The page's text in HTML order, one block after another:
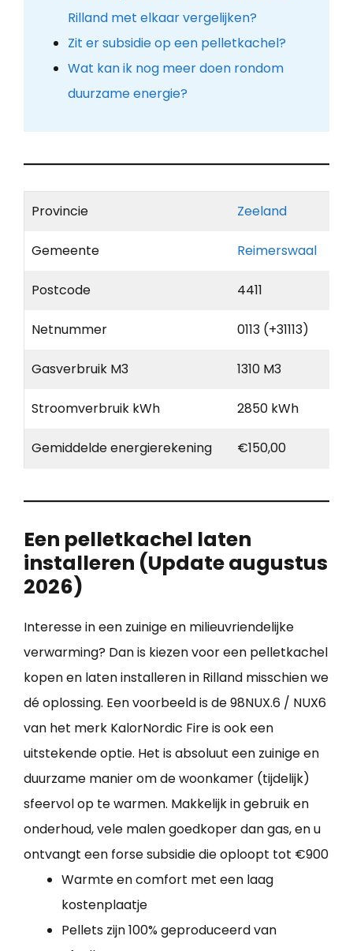
Rilland met elkaar vergelijken?
Zit er subsidie op een pelletkachel?
Wat kan ik nog meer doen rondom
duurzame energie?
Provincie Zeeland
Gemeente Reimerswaal
Postcode 4411
Netnummer 0113 (+31113)
Gasverbruik M3 1310 M3
Stroomverbruik kWh 2850 kWh
Gemiddelde energierekening €150,00
Een pelletkachel laten
installeren (Update augustus
2026)
Interesse in een zuinige en milieuvriendelijke
verwarming? Dan is kiezen voor een pelletkachel
kopen en laten installeren in Rilland misschien we
dé oplossing. Een voorbeeld is de 98NUX.6 / NUX6
van het merk KalorNordic Fire is ook een
uitstekende optie. Het is absoluut een zuinige en
duurzame manier om de woonkamer (tijdelijk)
sfeervol op te warmen. Makkelijk in gebruik en
onderhoud, vele malen goedkoper dan gas, en u
ontvangt een forse subsidie die oploopt tot €900
Warmte en comfort met een laag
kostenplaatje
Pellets zijn 100% geproduceerd van